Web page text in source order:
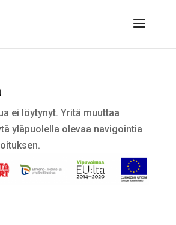
ei löytynyt. Yritä muuttaa
yläpuolella olevaa navigointia